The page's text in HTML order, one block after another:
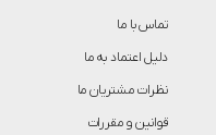
تماس با ما
دلیل اعتماد به ما
نظرات مشتریان ما
قوانین و مقررات